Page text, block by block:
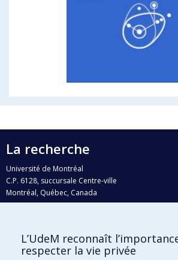
La recherche
Université de Montréal
C.P. 6128, succursale Centre-ville
Montréal, Québec, Canada
H3C 3J7
Qui fait quoi?
L’UdeM reconnaît
respecter la vie privée